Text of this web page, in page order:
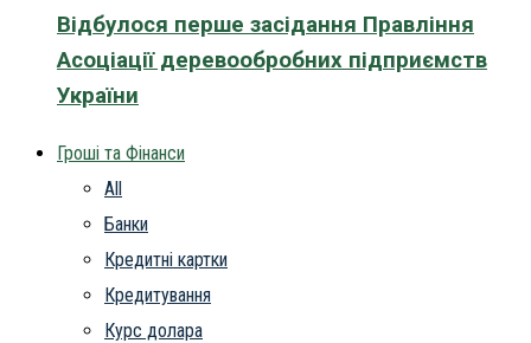
Відбулося перше засідання Правління
Асоціації деревообробних підприємств
України
Гроші та Фінанси
All
Банки
Кредитні картки
Кредитування
Курс долара